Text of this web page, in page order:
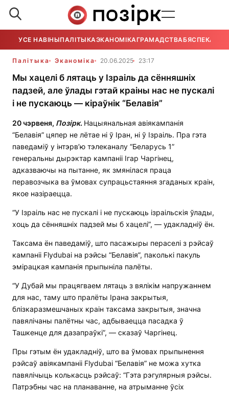
УСЕ НАВІНЫПАЛІТЫКАЭКАНОМІКАГРАМАДСТВАБЯСПЕКА
Палітыка Эканоміка 20.06.2025 23:17
Мы хацелі б лятаць у Ізраіль да сённяшніх
падзей, але ўлады гэтай краіны нас не пускалі
і не пускаюць — кіраўнік “Белавія”
20 чэрвеня, Позірк. Нацыянальная авіякампанія
“Белавія” цяпер не лётае ні ў Іран, ні ў Ізраіль. Пра гэта
паведаміў у інтэрв’ю тэлеканалу “Беларусь 1”
генеральны дырэктар кампаніі Ігар Чаргінец,
адказваючы на пытанне, як змянілася праца
перавозчыка ва ўмовах супрацьстаяння згаданых краін,
якое назіраецца.
“У Ізраіль нас не пускалі і не пускаюць ізраільскія ўлады,
хоць да сённяшніх падзей мы б хацелі”, — удакладніў ён.
Таксама ён паведаміў, што пасажыры пераселі з рэйсаў
кампаніі Flydubai на рэйсы “Белавія”, паколькі пакуль
эмірацкая кампанія прыпыніла палёты.
“У Дубай мы працягваем лятаць з вялікім напружаннем
для нас, таму што пралёты Ірана закрытыя,
блізкаразмешчаных краін таксама закрытыя, значна
павялічаны палётны час, адбываецца пасадка ў
Ташкенце для дазапраўкі”, — сказаў Чаргінец.
Пры гэтым ён удакладніў, што ва ўмовах прыпынення
рэйсаў авіякампаніі Flydubai “Белавія” не можа хутка
павялічыць колькасць рэйсаў: “Гэта рэгулярныя рэйсы.
Патрэбны час на планаванне, на атрыманне ўсіх